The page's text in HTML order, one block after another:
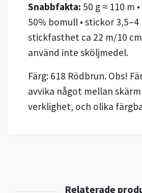
Snabbfakta: 50 g ≈ 110 m
50% bomull • stickor 3,5–4
stickfasthet ca 22 m/10 cm
använd inte sköljmedel.
Färg: 618 Rödbrun. Obs!
avvika något mellan
verklighet, och olika